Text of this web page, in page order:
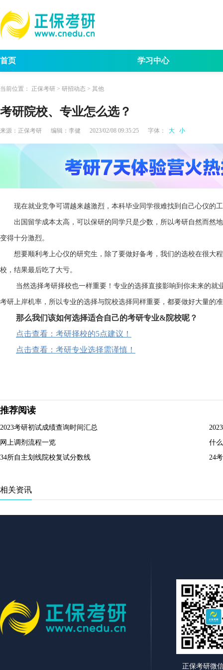
首页 学习中心
招生简章
当前位置： 正保考研 > 研招动态 > 其他
考研院校、专业怎么选？
来源： 正保考研 编辑： 李健 2023/02/08 09:35:25 字体： 大 小
现在就业竞争可谓越来越激烈，本科毕业同学很难找到自己心仪的
出国留学成本太高，可以保研的同学只是少数，所以考研自然而然
变得十分激烈。
想要顺利考上心仪的研究生，除了要做好备考，我们的选校在很大
校，结果最后吃了大亏。
当然选择考研择校也一样重要！专业的选择直接影响到你未来的
考研上岸机率，所以专业的选择与院校选择同样重要，都要做好大量的
那么我们该如何选择适合自己的考研专业&院校呢？
点击查看：考研择校的5点建议！
点击查看：考研专业选择需谨慎！
推荐阅读
2023考研初试成绩查询时间汇总
网上调剂流程一览
什
34所自主划线院校复试分数线
24
相关资讯
正保考研微